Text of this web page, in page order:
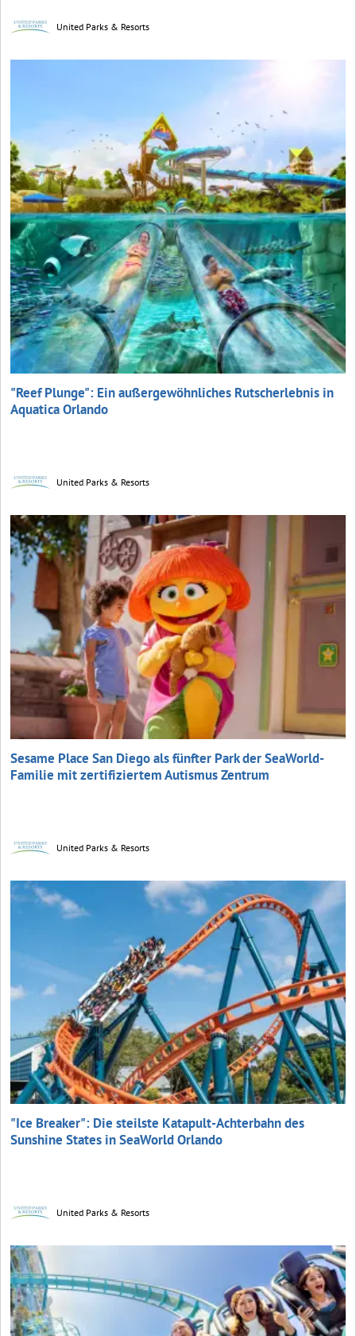
United Parks & Resorts
"Reef Plunge": Ein außergewöhnliches Rutscherlebnis in
Aquatica Orlando
United Parks & Resorts
Sesame Place San Diego als fünfter Park der SeaWorld-
Familie mit zertifiziertem Autismus Zentrum
United Parks & Resorts
"Ice Breaker": Die steilste Katapult-Achterbahn des
Sunshine States in SeaWorld Orlando
United Parks & Resorts